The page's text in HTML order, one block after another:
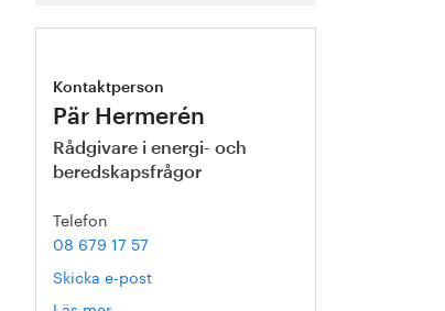
Kontaktperson
Pär Hermerén
Rådgivare i energi- och
beredskapsfrågor
Telefon
08 679 17 57
Skicka e-post